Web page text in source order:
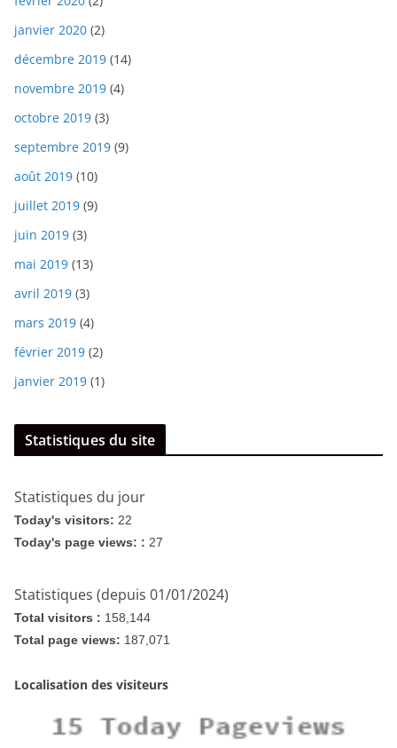
janvier 2020 (2)
décembre 2019 (14)
novembre 2019 (4)
octobre 2019 (3)
septembre 2019 (9)
août 2019 (10)
juillet 2019 (9)
juin 2019 (3)
mai 2019 (13)
avril 2019 (3)
mars 2019 (4)
février 2019 (2)
janvier 2019 (1)
Statistiques du site
Statistiques du jour
Today's visitors: 22
Today's page views: : 27
Statistiques (depuis 01/01/2024)
Total visitors : 158,144
Total page views: 187,071
Localisation des visiteurs